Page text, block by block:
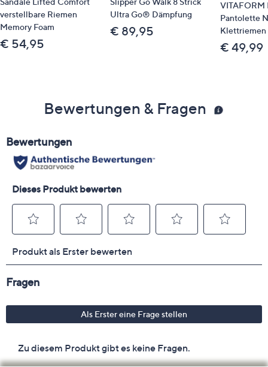
verstellbare Riemen
Memory Foam
€ 54,95
Ultra Go® Dämpfung
€ 89,95
VITAFORM
Pantolette
Klettriemen
€ 49,99
Bewertungen & Fragen